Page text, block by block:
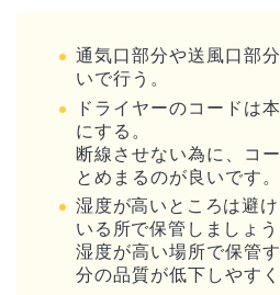
通気口部分や送風口部
いで行う。
ドライヤーのコードは
にする。
断線させない為に、コ
とめまるのが良いです。
湿度が高いところは避
いる所で保管しましょう
湿度が高い場所で保管
分の品質が低下しやすく